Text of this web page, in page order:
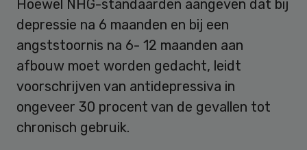
Hoewel NHG-standaarden aangeven dat bij
depressie na 6 maanden en bij een
angststoornis na 6- 12 maanden aan
afbouw moet worden gedacht, leidt
voorschrijven van antidepressiva in
ongeveer 30 procent van de gevallen tot
chronisch gebruik.